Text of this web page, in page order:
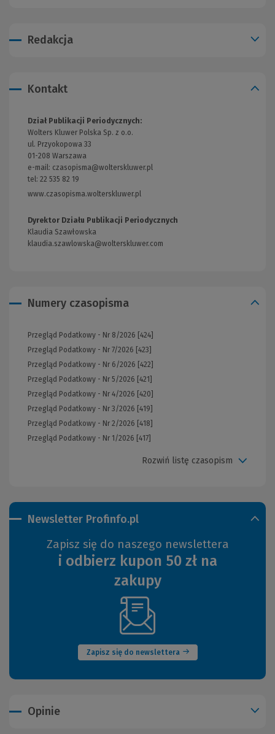
Redakcja
Newsletter Profinfo.pl
Zapisz się do naszego newslettera
i odbierz kupon 50 zł na
zakupy
Zapisz się do newslettera
(Nowe
okno)
Kontakt
Dział Publikacji Periodycznych:
Wolters Kluwer Polska Sp. z o.o.
ul. Przyokopowa 33
01-208 Warszawa
e-mail: czasopisma@wolterskluwer.pl
tel: 22 535 82 19
www.czasopisma.wolterskluwer.pl
innej
Dyrektor Działu Publikacji Periodycznych
Klaudia Szawłowska
klaudia.szawlowska@wolterskluwer.com
Numery czasopisma
Przegląd Podatkowy - Nr 8/2026 [424]
Przegląd Podatkowy - Nr 7/2026 [423]
Przegląd Podatkowy - Nr 6/2026 [422]
Przegląd Podatkowy - Nr 5/2026 [421]
Przegląd Podatkowy - Nr 4/2026 [420]
Przegląd Podatkowy - Nr 3/2026 [419]
Przegląd Podatkowy - Nr 2/2026 [418]
Przegląd Podatkowy - Nr 1/2026 [417]
Rozwiń listę czasopism
Opinie